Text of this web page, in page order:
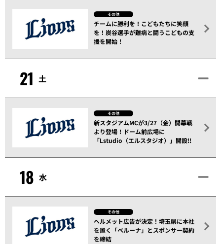
その他
チームに勝利を！こどもたちに笑顔
を！炭谷選手が難病と闘うこどもの支
援を開始！
21 土
その他
新スタジアムMCが3/27（金）開幕戦
より登場！ドーム前広場に
「Lstudio（エルスタジオ）」開設!!
18 水
その他
ヘルメット広告が決定！埼玉県に本社
を置く「ベルーナ」とスポンサー契約
を締結